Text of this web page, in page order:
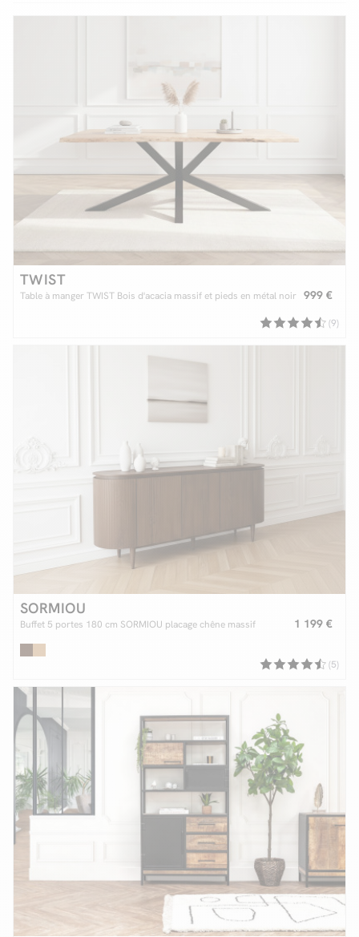
Facilité de paiements
Aide et contact
Mieux nous connaître
TWIST
Table à manger TWIST Bois d'acacia massif et pieds en métal noir 999 €
(9)
SORMIOU
Buffet 5 portes 180 cm SORMIOU placage chêne massif 1 199 €
(5)